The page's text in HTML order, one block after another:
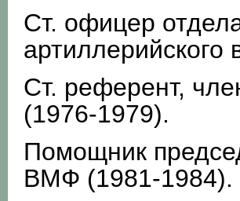
Ст. офицер
Ст. референт,
(1976-1979).
Помощник
ВМФ (1981-1984).